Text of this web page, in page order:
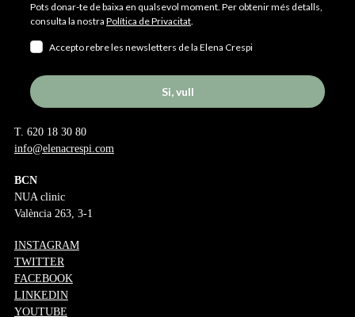
Pots donar-te de baixa en qualsevol moment. Per obtenir més detalls,
consulta la nostra Política de Privacitat.
Accepto rebre les newsletters de la Elena Crespi
Si, vull
T. 620 18 30 80
info@elenacrespi.com
BCN
NUA clinic
València 263, 3-1
INSTAGRAM
TWITTER
FACEBOOK
LINKEDIN
YOUTUBE